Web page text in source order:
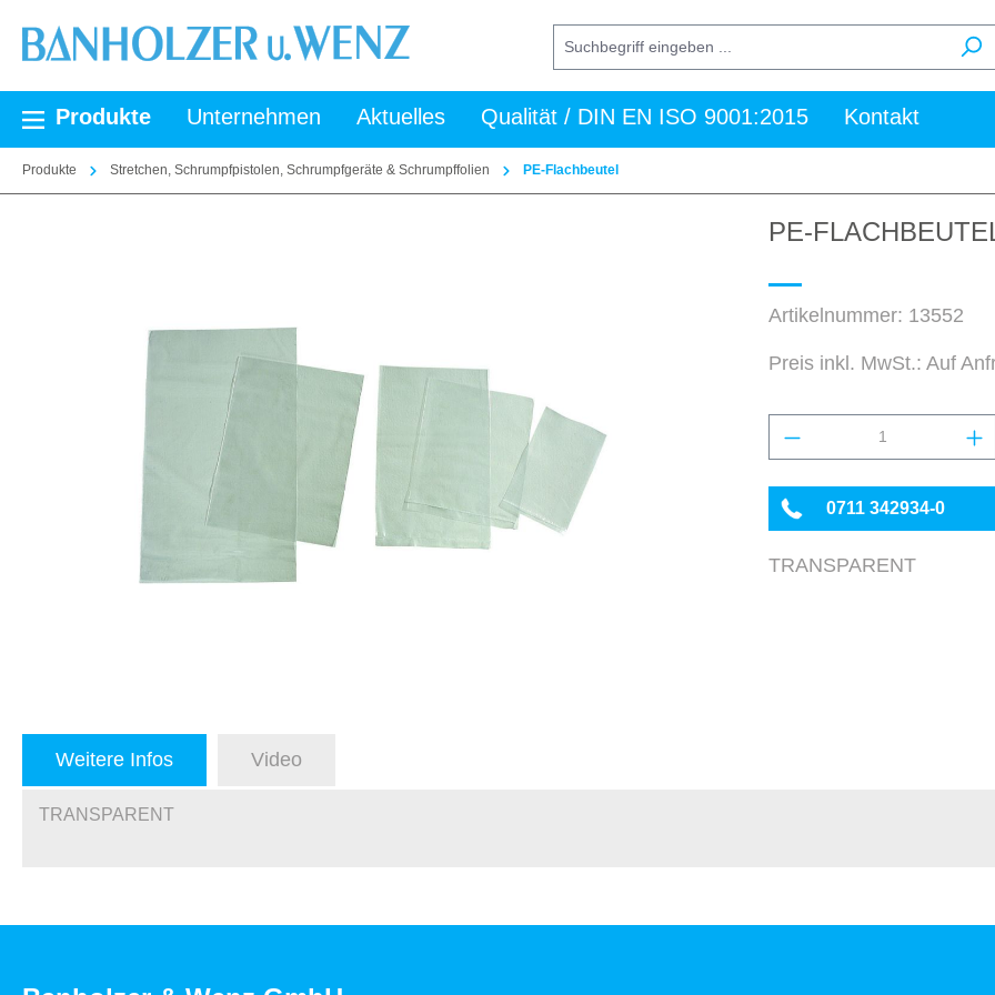
Zur Hauptnavigation springen
Produkte Unternehmen Aktuelles Qualität / DIN EN ISO 9001:2015 Kontakt
Produkte Stretchen, Schrumpfpistolen, Schrumpfgeräte & Schrumpffolien PE-Flachbeutel
PE-
Artikelnummer: 13552
Preis inkl. MwSt.: Auf
Produkt Anzahl:
0711 342934-0
TRANSPARENT
Weitere Infos Video
TRANSPARENT